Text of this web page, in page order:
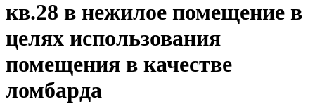
кв.28 в нежилое помещение в
целях использования
помещения в качестве
ломбарда